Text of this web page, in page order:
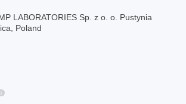
LABORATORIES Sp. z o. o. Pustynia
Poland